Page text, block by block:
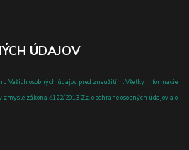
ÚDAJOV
Vašich osobných údajov pred zneužitím. Všetky informácie,
zmysle zákona č.122/2013 Z.z. o ochrane osobných údajov a o